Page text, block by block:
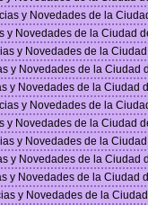
y Novedades de la
y Novedades de la Ciudad
y Novedades de la
y Novedades de la Ciudad
y Novedades de la Ciudad
y Novedades de la
y Novedades de la Ciudad
y Novedades de la
y Novedades de la Ciudad
y Novedades de la Ciudad
y Novedades de la